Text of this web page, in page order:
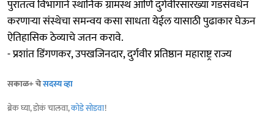
पुरातत्व विभागाने स्थानिक ग्रामस्थ आणि दुर्गवीरसारख्या गडसंवर्धन
करणाऱ्या संस्थेचा समन्वय कसा साधता येईल यासाठी पुढाकार घेऊन
ऐतिहासिक ठेव्याचे जतन करावे.
- प्रशांत डिंगणकर, उपखजिनदार, दुर्गवीर प्रतिष्ठान महाराष्ट्र राज्य
सकाळ+ चेसदस्य व्हा
ब्रेक घ्या, डोकं चालवा,कोडे सोडवा!